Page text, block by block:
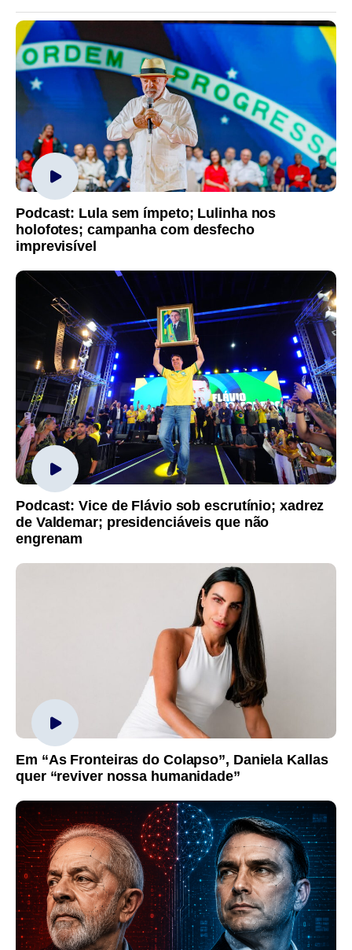
Podcast: Lula sem ímpeto; Lulinha nos
holofotes; campanha com desfecho
imprevisível
Podcast: Vice de Flávio sob escrutínio; xadrez
de Valdemar; presidenciáveis que não
engrenam
Em “As Fronteiras do Colapso”, Daniela Kallas
quer “reviver nossa humanidade”